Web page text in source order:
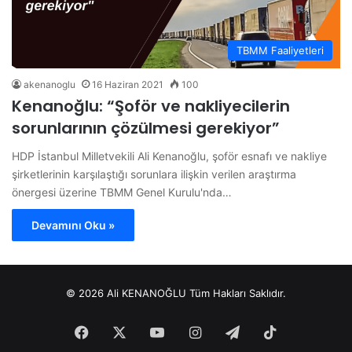
TBMM Faaliyetleri
akenanoglu 16 Haziran 2021 100
Kenanoğlu: “Şoför ve nakliyecilerin
sorunlarının çözülmesi gerekiyor”
HDP İstanbul Milletvekili Ali Kenanoğlu, şoför esnafı ve nakliye
şirketlerinin karşılaştığı sorunlara ilişkin verilen araştırma
önergesi üzerine TBMM Genel Kurulu'nda…
Devamını Oku »
© 2026 Ali KENANOĞLU Tüm Hakları Saklıdır.
Facebook YouTubeInstagram
Telegram